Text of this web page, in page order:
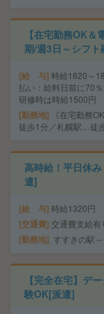
【在宅勤務OK
期/週3日～シフ
給 与 時給1620～
払い：給料日前に70
研修時は時給1500円
勤務地
《在宅勤務
徒歩1分／札幌駅…徒
高時給！平日休
遣]
給 与 時給1320円
交通費 交通費支給有
勤務地 すすきの駅
【完全在宅】デ
験OK[派遣]